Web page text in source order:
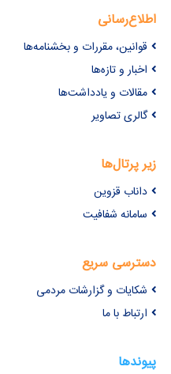
اطلاع‌رسانی
قوانین، مقررات و بخشنامه‌ها
اخبار و تازه‌ها
مقالات و یادداشت‌ها
گالری تصاویر
زیر پرتال‌ها
داناب قزوین
سامانه شفافیت
دسترسی سریع
شکایات و گزارشات مردمی
ارتباط با ما
پیوندها